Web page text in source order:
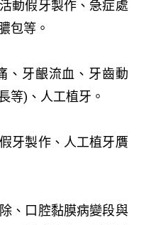
動假牙製作、急症處
包等。
、牙齦流血、牙齒動
等)、人工植牙。
牙製作、人工植牙贋
、口腔黏膜病變段與